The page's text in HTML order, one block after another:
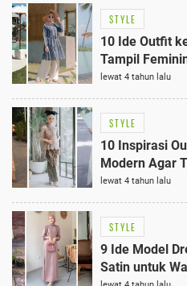
STYLE
10 Ide Outfit
Tampil
lewat 4 tahun lalu
STYLE
10 Inspirasi
Modern Agar
lewat 4 tahun lalu
STYLE
9 Ide Model